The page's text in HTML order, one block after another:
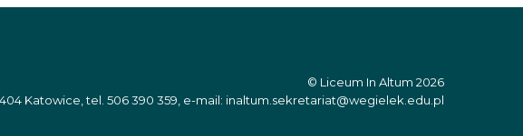
© Liceum In Altum 2026
Katowice, tel. 506 390 359, e-mail: inaltum.sekretariat@wegielek.edu.pl